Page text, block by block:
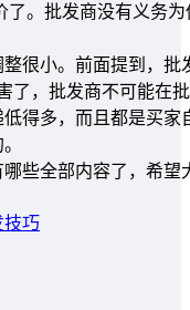
。批发商没有义务
很小。前面提到，
了，批发商不可能
得多，而且都是买
些全部内容了，希望
技巧